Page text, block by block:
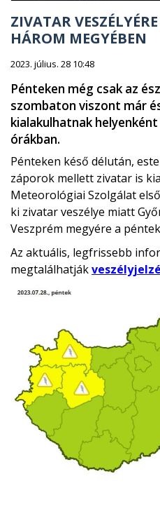
ZIVATAR
HÁROM MEGYÉBEN
2023. július. 28 10:48
Pénteken még csak az
szombaton viszont már
kialakulhatnak
órákban.
Pénteken késő délután,
záporok mellett zivatar is
Meteorológiai Szolgálat
ki zivatar veszélye miatt
Veszprém megyére a
Az aktuális, legfrissebb
megtalálhatják